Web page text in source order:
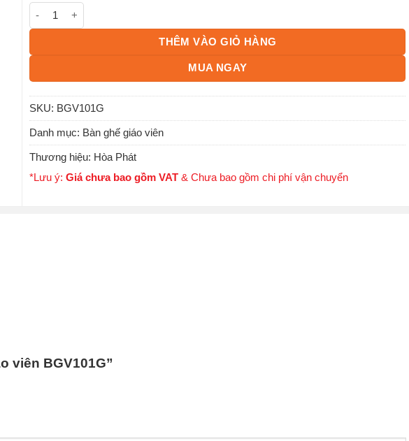
Bàn ghế giáo viên BGV101G số lượng
THÊM VÀO GIỎ HÀNG
MUA NGAY
SKU: BGV101G
Danh mục: Bàn ghế giáo viên
Thương hiệu: Hòa Phát
*Lưu ý:Giá chưa bao gồm VAT & Chưa bao gồm chi phí vận chuyển
viên BGV101G”